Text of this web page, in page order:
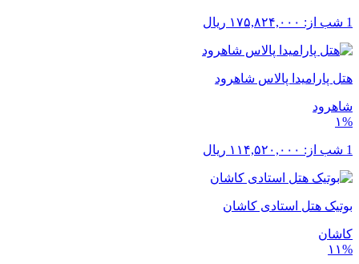
1 شب از: ۱۷۵,۸۲۴,۰۰۰ ریال
هتل پارامیدا پالاس شاهرود
شاهرود
۱%
1 شب از: ۱۱۴,۵۲۰,۰۰۰ ریال
بوتیک هتل استادی کاشان
کاشان
۱۱%